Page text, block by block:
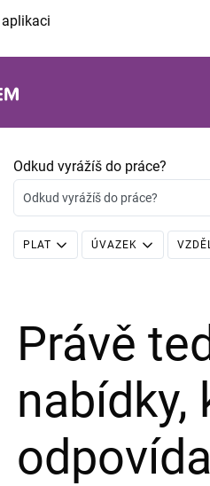
Odkud vyrážíš do práce?
Odkud vyrážíš do práce?
PLAT ÚVAZEK
Právě
nabídky,